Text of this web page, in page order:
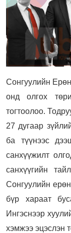
Сонгуулийн
онд олгох
тогтоолоо.
27 дугаар
ба түүнээс
санхүүжилт
санхүүгийн
Сонгуулийн
бүр хараат
Ингэснээр
хэмжээ эцэслэн